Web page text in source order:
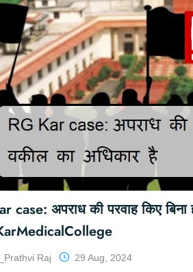
case: अपराध की परवाह किए
Raj 29 Aug, 2024